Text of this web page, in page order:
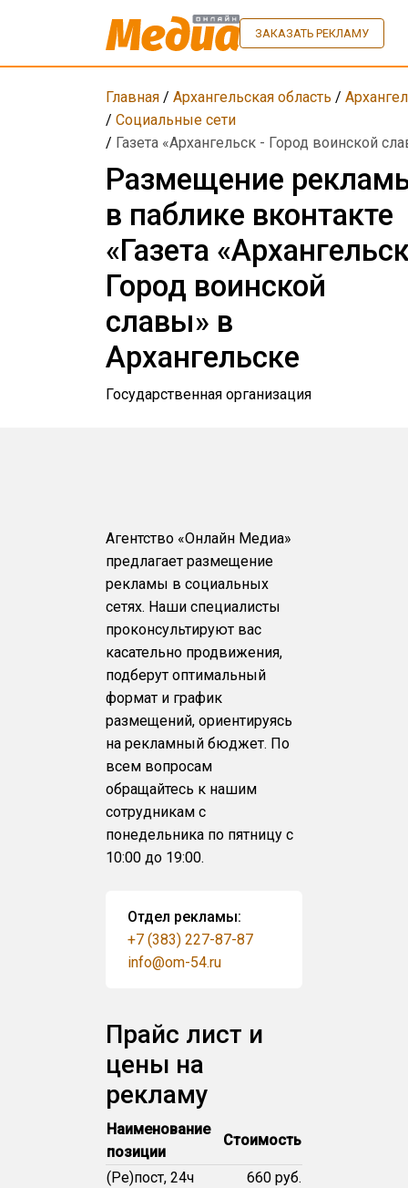
ЗАКАЗАТЬ РЕКЛАМУ
Главная/ Архангельская область /
/ Социальные сети
/ Газета «Архангельск - Город воинской
Размещение
в паблике вконтакте
«Газета
Город воинской
славы» в
Архангельске
Государственная организация
Агентство «Онлайн Медиа»
предлагает размещение
рекламы в социальных
сетях. Наши специалисты
проконсультируют вас
касательно продвижения,
подберут оптимальный
формат и график
размещений, ориентируясь
на рекламный бюджет. По
всем вопросам
обращайтесь к нашим
сотрудникам с
понедельника по пятницу с
10:00 до 19:00.
Отдел рекламы:
+7 (383) 227-87-87
info@om-54.ru
Прайс лист и
цены на
рекламу
Наименование
позиции
Стоимость
(Ре)пост, 24ч
660 руб.